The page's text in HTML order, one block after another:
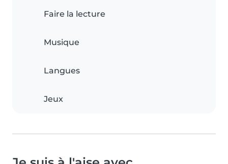
Faire la lecture
Musique
Langues
Jeux